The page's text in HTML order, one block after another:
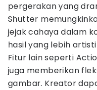
pergerakan yang
Shutter
jejak cahaya dalam
hasil yang lebih
Fitur lain seperti
juga memberikan
gambar. Kreator